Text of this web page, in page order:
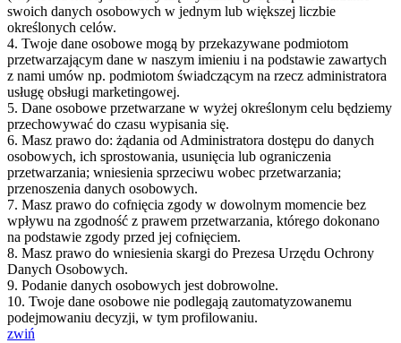
swoich danych osobowych w jednym lub większej liczbie
określonych celów.
4. Twoje dane osobowe mogą by przekazywane podmiotom
przetwarzającym dane w naszym imieniu i na podstawie zawartych
z nami umów np. podmiotom świadczącym na rzecz administratora
usługę obsługi marketingowej.
5. Dane osobowe przetwarzane w wyżej określonym celu będziemy
przechowywać do czasu wypisania się.
6. Masz prawo do: żądania od Administratora dostępu do danych
osobowych, ich sprostowania, usunięcia lub ograniczenia
przetwarzania; wniesienia sprzeciwu wobec przetwarzania;
przenoszenia danych osobowych.
7. Masz prawo do cofnięcia zgody w dowolnym momencie bez
wpływu na zgodność z prawem przetwarzania, którego dokonano
na podstawie zgody przed jej cofnięciem.
8. Masz prawo do wniesienia skargi do Prezesa Urzędu Ochrony
Danych Osobowych.
9. Podanie danych osobowych jest dobrowolne.
10. Twoje dane osobowe nie podlegają zautomatyzowanemu
podejmowaniu decyzji, w tym profilowaniu.
zwiń